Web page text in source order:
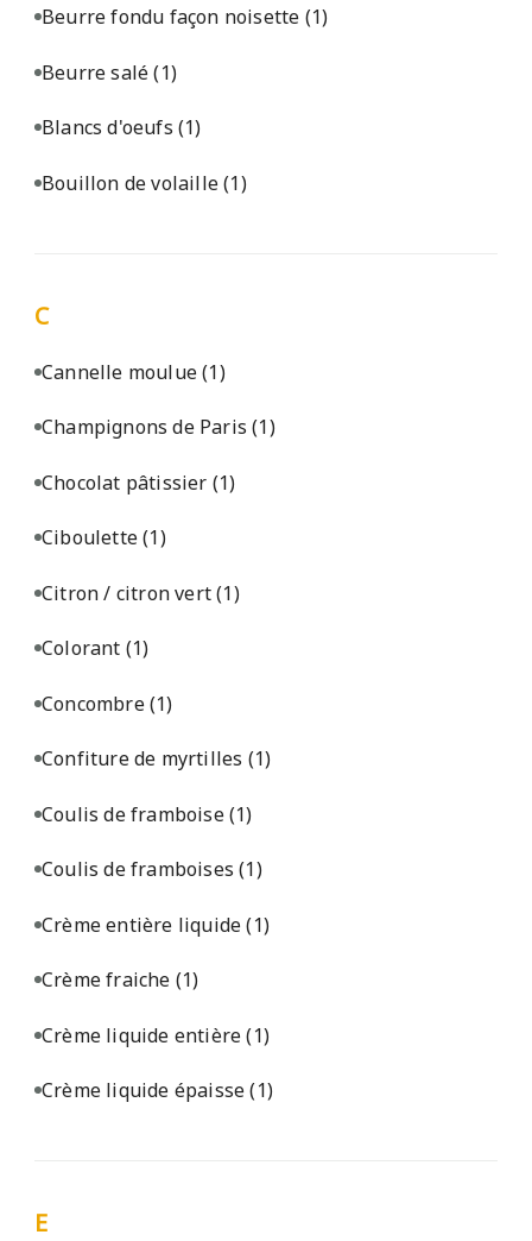
Beurre fondu façon noisette (1)
Beurre salé(1)
Blancs d'oeufs (1)
Bouillon de volaille(1)
C
Cannelle moulue(1)
Champignons de Paris(1)
Chocolat pâtissier (1)
Ciboulette(1)
Citron / citron vert(1)
Colorant (1)
Concombre(1)
Confiture de myrtilles (1)
Coulis de framboise(1)
Coulis de framboises(1)
Crème entière liquide(1)
Crème fraiche (1)
Crème liquide entière(1)
Crème liquide épaisse(1)
E